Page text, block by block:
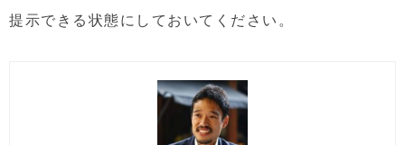
提示できる状態にしておいてください。